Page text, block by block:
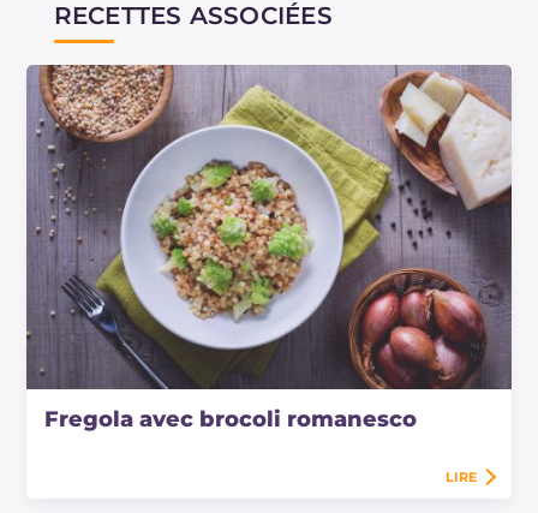
RECETTES ASSOCIÉES
Fregola avec brocoli romanesco
LIRE